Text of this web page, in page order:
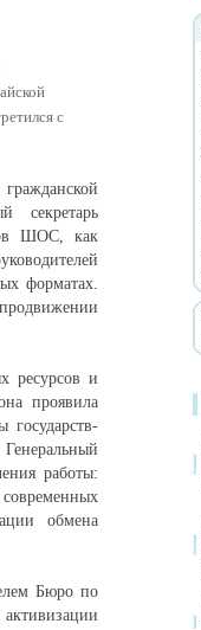
с
секретарь
ШОС, как
форматах.
ресурсов и
проявила
государств-
работы:
обмена
Бюро по